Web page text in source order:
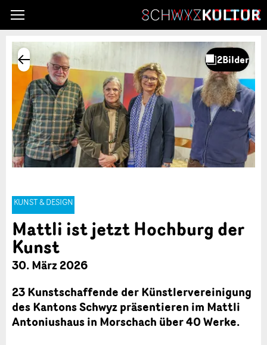
KUNST & DESIGN
Mattli ist jetzt Hochburg der
Kunst
30. März 2026
23 Kunstschaffende der Künstlervereinigung
des Kantons Schwyz präsentieren im Mattli
Antoniushaus in Morschach über 40 Werke.